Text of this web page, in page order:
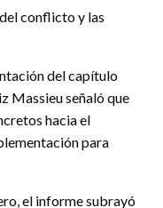
conflicto y las
del capítulo
Massieu señaló que
hacia el
para
el informe subrayó